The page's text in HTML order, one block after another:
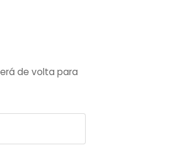
de volta para